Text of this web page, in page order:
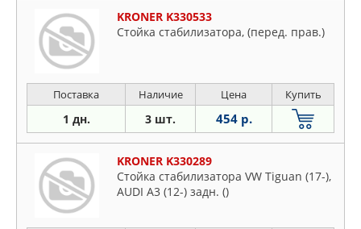
KRONER K330533
Стойка стабилизатора, (перед. прав.)
Поставка Наличие Цена Купить
1 дн. 3 шт. 454 р.
KRONER K330289
Стойка стабилизатора VW Tiguan (17-),
AUDI A3 (12-) задн. ()